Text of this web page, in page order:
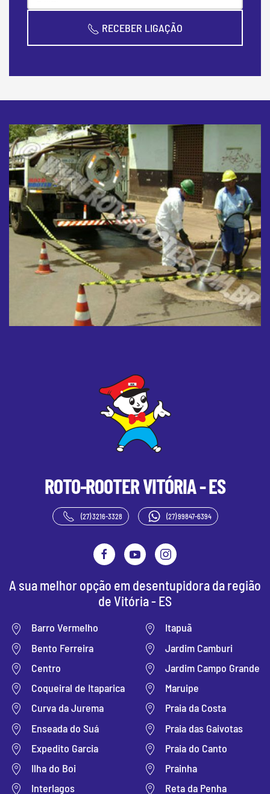
RECEBER LIGAÇÃO
ROTO-ROOTERVITÓRIA - ES
(27) 3216-3328 (27) 99847-6394
A sua melhor opção em desentupidora da região
de Vitória - ES
Barro Vermelho
Bento Ferreira
Centro
Coqueiral de Itaparica
Curva da Jurema
Enseada do Suá
Expedito Garcia
Ilha do Boi
Interlagos
Itapuã
Jardim Camburi
Jardim Campo Grande
Maruipe
Praia da Costa
Praia das Gaivotas
Praia do Canto
Prainha
Reta da Penha